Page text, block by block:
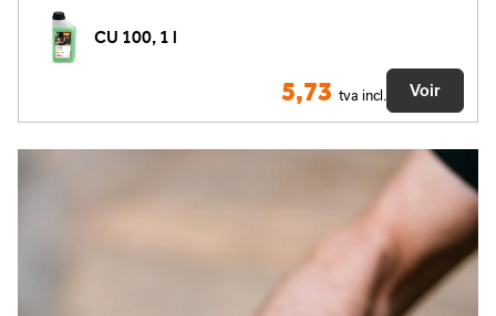
CU 100, 1 l
5,73 tva incl. Voir